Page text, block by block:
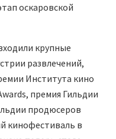
оскаровской
крупные
развлечений,
Института кино
премия Гильдии
продюсеров
кинофестиваль в